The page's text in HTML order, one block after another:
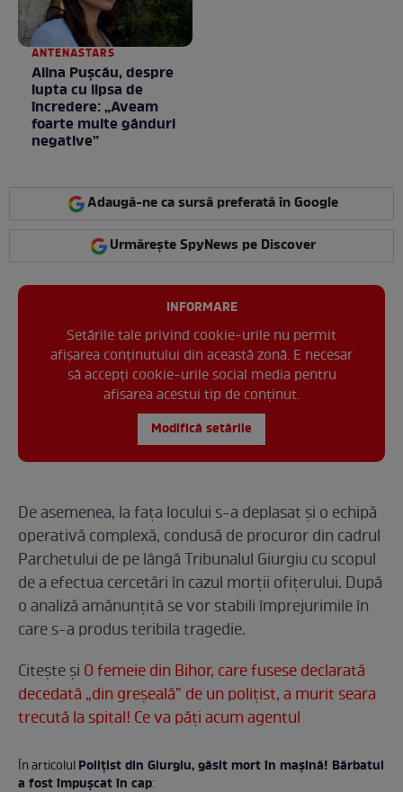
ANTENASTARS
Alina Pușcău, despre
lupta cu lipsa de
încredere: „Aveam
foarte multe gânduri
negative”
Adaugă-ne ca sursă preferată în Google
Urmărește SpyNews pe Discover
INFORMARE
Setările tale privind cookie-urile nu permit
afișarea conținutului din această zonă. E necesar
să accepți cookie-urile social media pentru
afisarea acestui tip de conținut.
Modifică setările
De asemenea, la fața locului s-a deplasat și o echipă
operativă complexă, condusă de procuror din cadrul
Parchetului de pe lângă Tribunalul Giurgiu cu scopul
de a efectua cercetări în cazul morții ofițerului. După
o analiză amănunțită se vor stabili împrejurimile în
care s-a produs teribila tragedie.
Citește și O femeie din Bihor, care fusese declarată
decedată „din greșeală” de un polițist, a murit seara
trecută la spital! Ce va păți acum agentul
În articolulPolițist din Giurgiu, găsit mort în mașină! Bărbatul
a fost împușcat în cap: